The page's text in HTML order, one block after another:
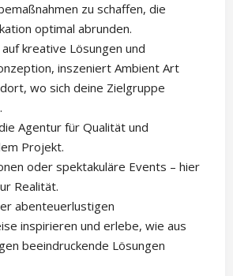
zu schaffen, die
optimal abrunden.
kreative Lösungen und
inszeniert Ambient Art
wo sich deine Zielgruppe
Agentur für Qualität und
Projekt.
oder spektakuläre Events – hier
Realität.
abenteuerlustigen
inspirieren und erlebe, wie aus
beeindruckende Lösungen